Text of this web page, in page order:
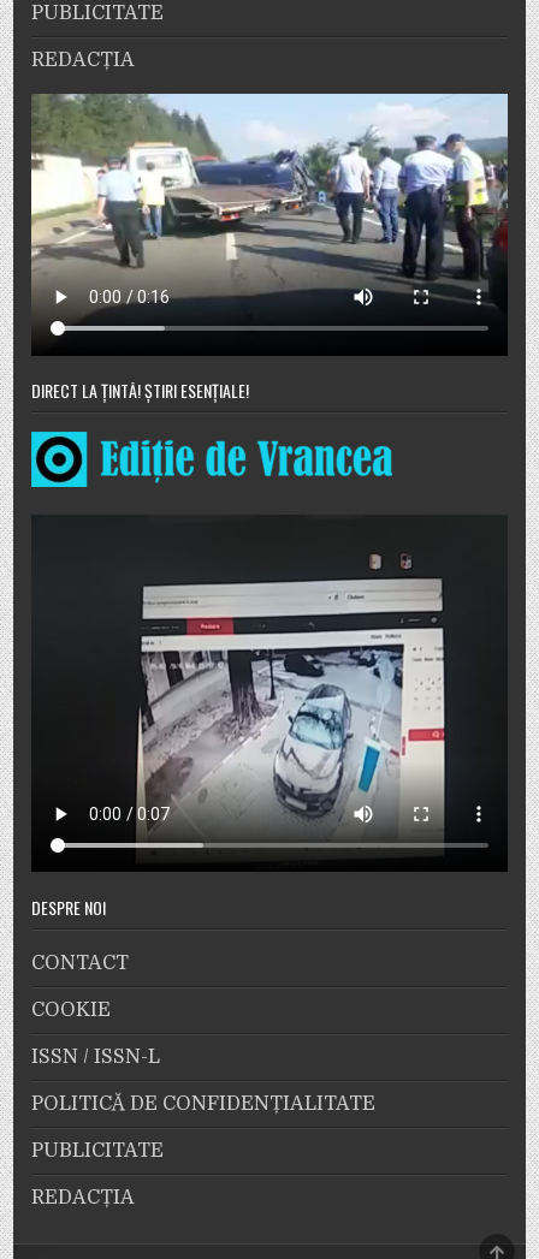
PUBLICITATE
REDACȚIA
DIRECT LA ȚINTĂ! ȘTIRI ESENȚIALE!
DESPRE NOI
CONTACT
COOKIE
ISSN / ISSN-L
POLITICĂ DE CONFIDENȚIALITATE
PUBLICITATE
REDACȚIA